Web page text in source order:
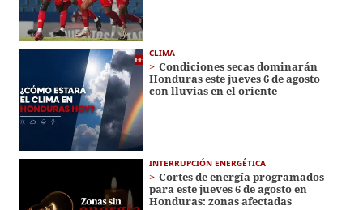
CLIMA
Condiciones secas dominarán
Honduras este jueves 6 de agosto
con lluvias en el oriente
INTERRUPCIÓN ENERGÉTICA
Cortes de energía programados
para este jueves 6 de agosto en
Honduras: zonas afectadas